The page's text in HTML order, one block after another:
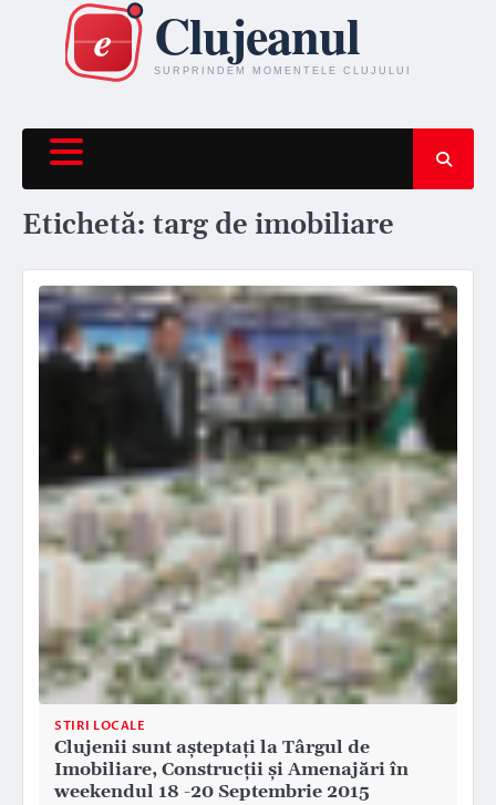
content
Etichetă: targ de imobiliare
STIRI LOCALE
Clujenii sunt așteptați la Târgul de
Imobiliare, Construcții și Amenajări în
weekendul 18 -20 Septembrie 2015